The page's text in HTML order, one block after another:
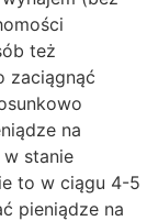
też
zaciągnąć
na
stanie
to w ciągu 4-5
pieniądze na